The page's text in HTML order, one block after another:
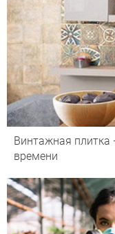
Винтажная
времени